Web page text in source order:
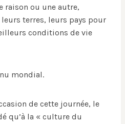
raison ou une autre,
terres, leurs pays pour
conditions de vie
mondial.
de cette journée, le
qu’à la « culture du